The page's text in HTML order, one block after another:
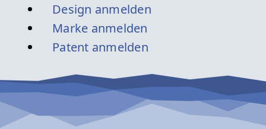
Design anmelden
Marke anmelden
Patent anmelden